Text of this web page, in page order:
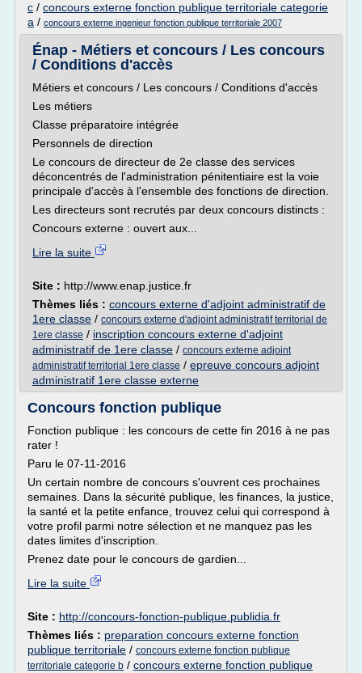
c / concours externe fonction publique territoriale categorie
a / concours externe ingenieur fonction publique territoriale 2007
Énap - Métiers et concours / Les concours
/ Conditions d'accès
Métiers et concours / Les concours / Conditions d'accès
Les métiers
Classe préparatoire intégrée
Personnels de direction
Le concours de directeur de 2e classe des services
déconcentrés de l'administration pénitentiaire est la voie
principale d'accès à l'ensemble des fonctions de direction.
Les directeurs sont recrutés par deux concours distincts :
Concours externe : ouvert aux...
Lire la suite
Site : http://www.enap.justice.fr
Thèmes liés : concours externe d'adjoint administratif de
1ere classe / concours externe d'adjoint administratif territorial de
1ere classe / inscription concours externe d'adjoint
administratif de 1ere classe / concours externe adjoint
administratif territorial 1ere classe / epreuve concours adjoint
administratif 1ere classe externe
Concours fonction publique
Fonction publique : les concours de cette fin 2016 à ne pas
rater !
Paru le 07-11-2016
Un certain nombre de concours s'ouvrent ces prochaines
semaines. Dans la sécurité publique, les finances, la justice,
la santé et la petite enfance, trouvez celui qui correspond à
votre profil parmi notre sélection et ne manquez pas les
dates limites d'inscription.
Prenez date pour le concours de gardien...
Lire la suite
Site : http://concours-fonction-publique.publidia.fr
Thèmes liés : preparation concours externe fonction
publique territoriale / concours externe fonction publique
territoriale categorie b / concours externe fonction publique